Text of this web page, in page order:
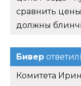
сравнить цены
должны
Бивер
Комитета